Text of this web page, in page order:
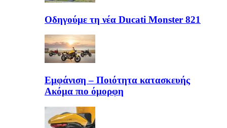
Οδηγούμε τη νέα Ducati Monster 821
Εμφάνιση – Ποιότητα κατασκευής
Ακόμα πιο όμορφη